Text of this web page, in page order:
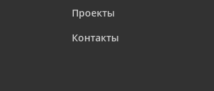
Проекты
Контакты